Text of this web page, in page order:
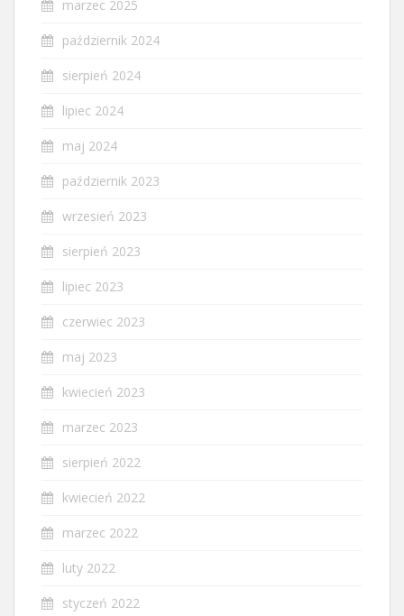
marzec 2025
październik 2024
sierpień 2024
lipiec 2024
maj 2024
październik 2023
wrzesień 2023
sierpień 2023
lipiec 2023
czerwiec 2023
maj 2023
kwiecień 2023
marzec 2023
sierpień 2022
kwiecień 2022
marzec 2022
luty 2022
styczeń 2022